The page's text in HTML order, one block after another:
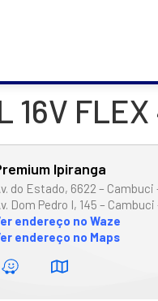
16V
Ipiranga
do Estado, 6622 – Cambuci
Dom Pedro I, 145 – Cambuci
endereço no Waze
endereço no Maps